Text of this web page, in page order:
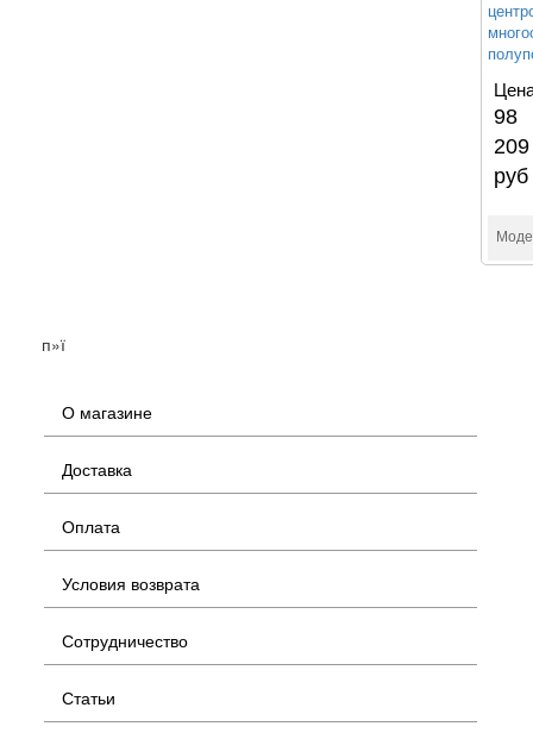
98
209
руб
п»ї
О магазине
Доставка
Оплата
Условия возврата
Сотрудничество
Статьи